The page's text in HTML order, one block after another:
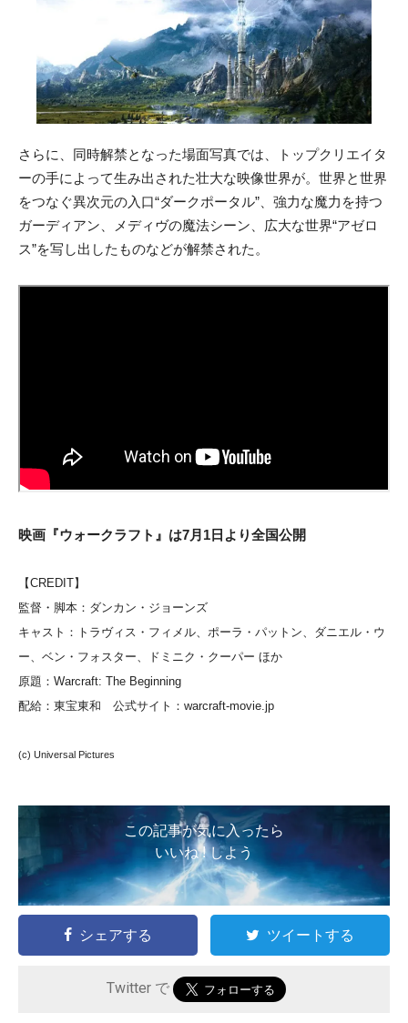
さらに、同時解禁となった場面写真では、トップクリエイタ
ーの手によって生み出された壮大な映像世界が。世界と世界
をつなぐ異次元の入口“ダークポータル”、強力な魔力を持つ
ガーディアン、メディヴの魔法シーン、広大な世界“アゼロ
ス”を写し出したものなどが解禁された。
映画『ウォークラフト』は7月1日より全国公開
【CREDIT】
監督・脚本：ダンカン・ジョーンズ
キャスト：トラヴィス・フィメル、ポーラ・パットン、ダニエル・ウ
ー、ベン・フォスター、ドミニク・クーパー ほか
原題：Warcraft: The Beginning
配給：東宝東和 公式サイト：warcraft-movie.jp
(c) Universal Pictures
この記事が気に入ったら
いいね ! しよう
シェアする ツイートする
Twitter で